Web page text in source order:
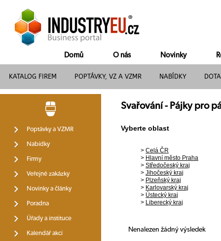
Domů O nás Novinky
KATALOG FIREM POPTÁVKY, VZ A VZMR NABÍDKY
Poptávky a VZMR
Nabídky
Firmy
Veřejné zakázky
Novinky a články
Poradna
Úřady a instituce
Kalendář akcí
Svařování - Pájky pro
Vyberte oblast
> Celá ČR
> Hlavní město Praha
> Středočeský kraj
> Jihočeský kraj
> Plzeňský kraj
> Karlovarský kraj
> Ústecký kraj
> Liberecký kraj
Nenalezen žádný výsledek